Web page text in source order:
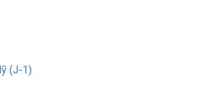
(J-1)